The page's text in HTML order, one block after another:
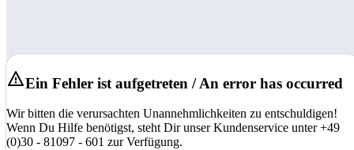
Ein Fehler ist aufgetreten / An error has occurred
Wir bitten die verursachten Unannehmlichkeiten zu entschuldigen!
Wenn Du Hilfe benötigst, steht Dir unser Kundenservice unter +49
(0)30 - 81097 - 601 zur Verfügung.